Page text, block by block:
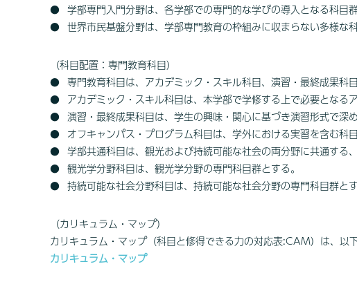
学部専門入門分野は、各学部での専門的な学びの導入となる科目群
世界市民基盤分野は、学部専門教育の枠組みに収まらない多様な
（科目配置：専門教育科目）
専門教育科目は、アカデミック・スキル科目、演習・最終成果科
アカデミック・スキル科目は、本学部で学修する上で必要となる
演習・最終成果科目は、学生の興味・関心に基づき演習形式で深
オフキャンパス・プログラム科目は、学外における実習を含む科目
学部共通科目は、観光および持続可能な社会の両分野に共通する
観光学分野科目は、観光学分野の専門科目群とする。
持続可能な社会分野科目は、持続可能な社会分野の専門科目群とす
（カリキュラム・マップ）
カリキュラム・マップ（科目と修得できる力の対応表:CAM）は、以
カリキュラム・マップ